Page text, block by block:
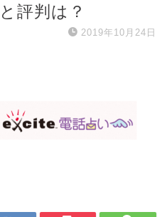
評判は？
2019年10月24日